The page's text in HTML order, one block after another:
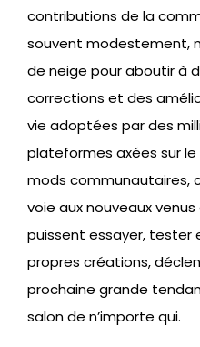
contributions de la
souvent modestement,
de neige pour aboutir à
corrections et des
vie adoptées par des
plateformes axées sur
mods communautaires,
voie aux nouveaux
puissent essayer, tester
propres créations,
prochaine grande
salon de n’importe qui.